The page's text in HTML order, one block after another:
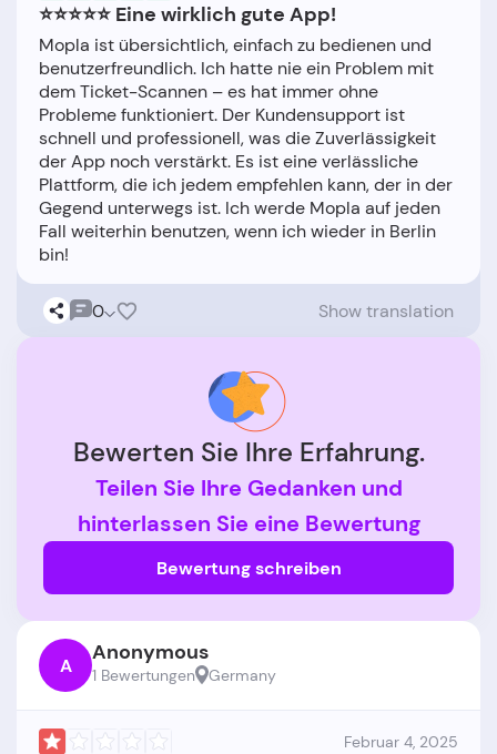
⭐️⭐️⭐️⭐️⭐️ Eine wirklich gute App!
Mopla ist übersichtlich, einfach zu bedienen und
benutzerfreundlich. Ich hatte nie ein Problem mit
dem Ticket-Scannen – es hat immer ohne
Probleme funktioniert. Der Kundensupport ist
schnell und professionell, was die Zuverlässigkeit
der App noch verstärkt. Es ist eine verlässliche
Plattform, die ich jedem empfehlen kann, der in der
Gegend unterwegs ist. Ich werde Mopla auf jeden
Fall weiterhin benutzen, wenn ich wieder in Berlin
0 Show translation
Bewerten Sie Ihre Erfahrung.
Teilen Sie Ihre Gedanken und
hinterlassen Sie eine Bewertung
Bewertung schreiben
A Anonymous
1 Bewertungen Germany
Februar 4, 2025